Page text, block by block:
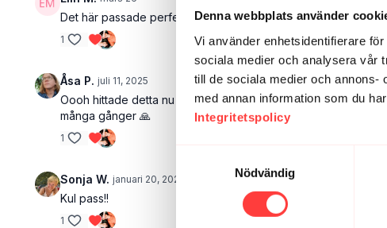
Denna webbplats använder
Vi använder enhetsidentifierare
sociala medier och analysera vår
till de sociala medier och annons-
med annan information som du
Integritetspolicy
Nödvändig
Det här passade perfekt en trött torsdagskväll!
1
Åsa P. juli 11, 2025
Oooh hittade detta nu och fick en ögonöppnare: det knä
många gånger 🙏
1
Sonja W. januari 20, 2025
Kul pass!!
1